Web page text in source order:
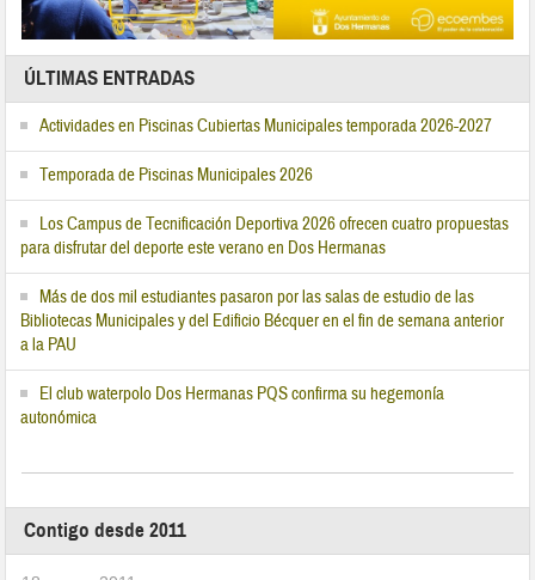
ÚLTIMAS ENTRADAS
Actividades en Piscinas Cubiertas Municipales temporada 2026-2027
Temporada de Piscinas Municipales 2026
Los Campus de Tecnificación Deportiva 2026 ofrecen cuatro propuestas
para disfrutar del deporte este verano en Dos Hermanas
Más de dos mil estudiantes pasaron por las salas de estudio de las
Bibliotecas Municipales y del Edificio Bécquer en el fin de semana anterior
a la PAU
El club waterpolo Dos Hermanas PQS confirma su hegemonía
autonómica
Contigo desde 2011